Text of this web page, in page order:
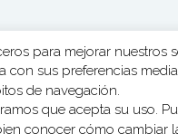
para mejorar nuestros
con sus preferencias
de navegación.
que acepta su uso.
conocer cómo cambiar